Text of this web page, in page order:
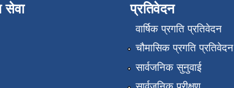
सेवा प्रतिवेदन
वार्षिक प्रगति प्रतिवेदन
चौमासिक प्रगति प्रतिवेदन
सार्वजनिक सुनुवाई